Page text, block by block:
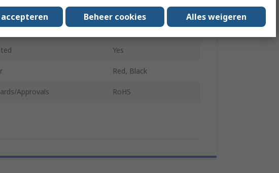
20A
Material Nickel Plated
Yes
Red, Black
Approvals RoHS
Beheer cookies Alles weigeren